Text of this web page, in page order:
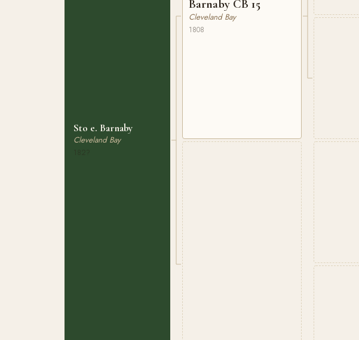
Sto e. Barnaby
Cleveland Bay
Barnaby CB 15
Cleveland Bay
1808